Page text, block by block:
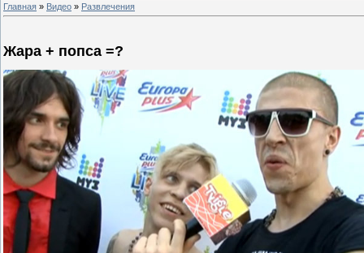
Главная » Видео » Развлечения
Жара + попса =?